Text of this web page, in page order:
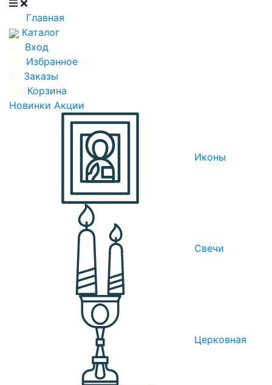
Главная
Каталог
Вход
Избранное
Заказы
Корзина
Новинки Акции
Иконы
Свечи
Церковная